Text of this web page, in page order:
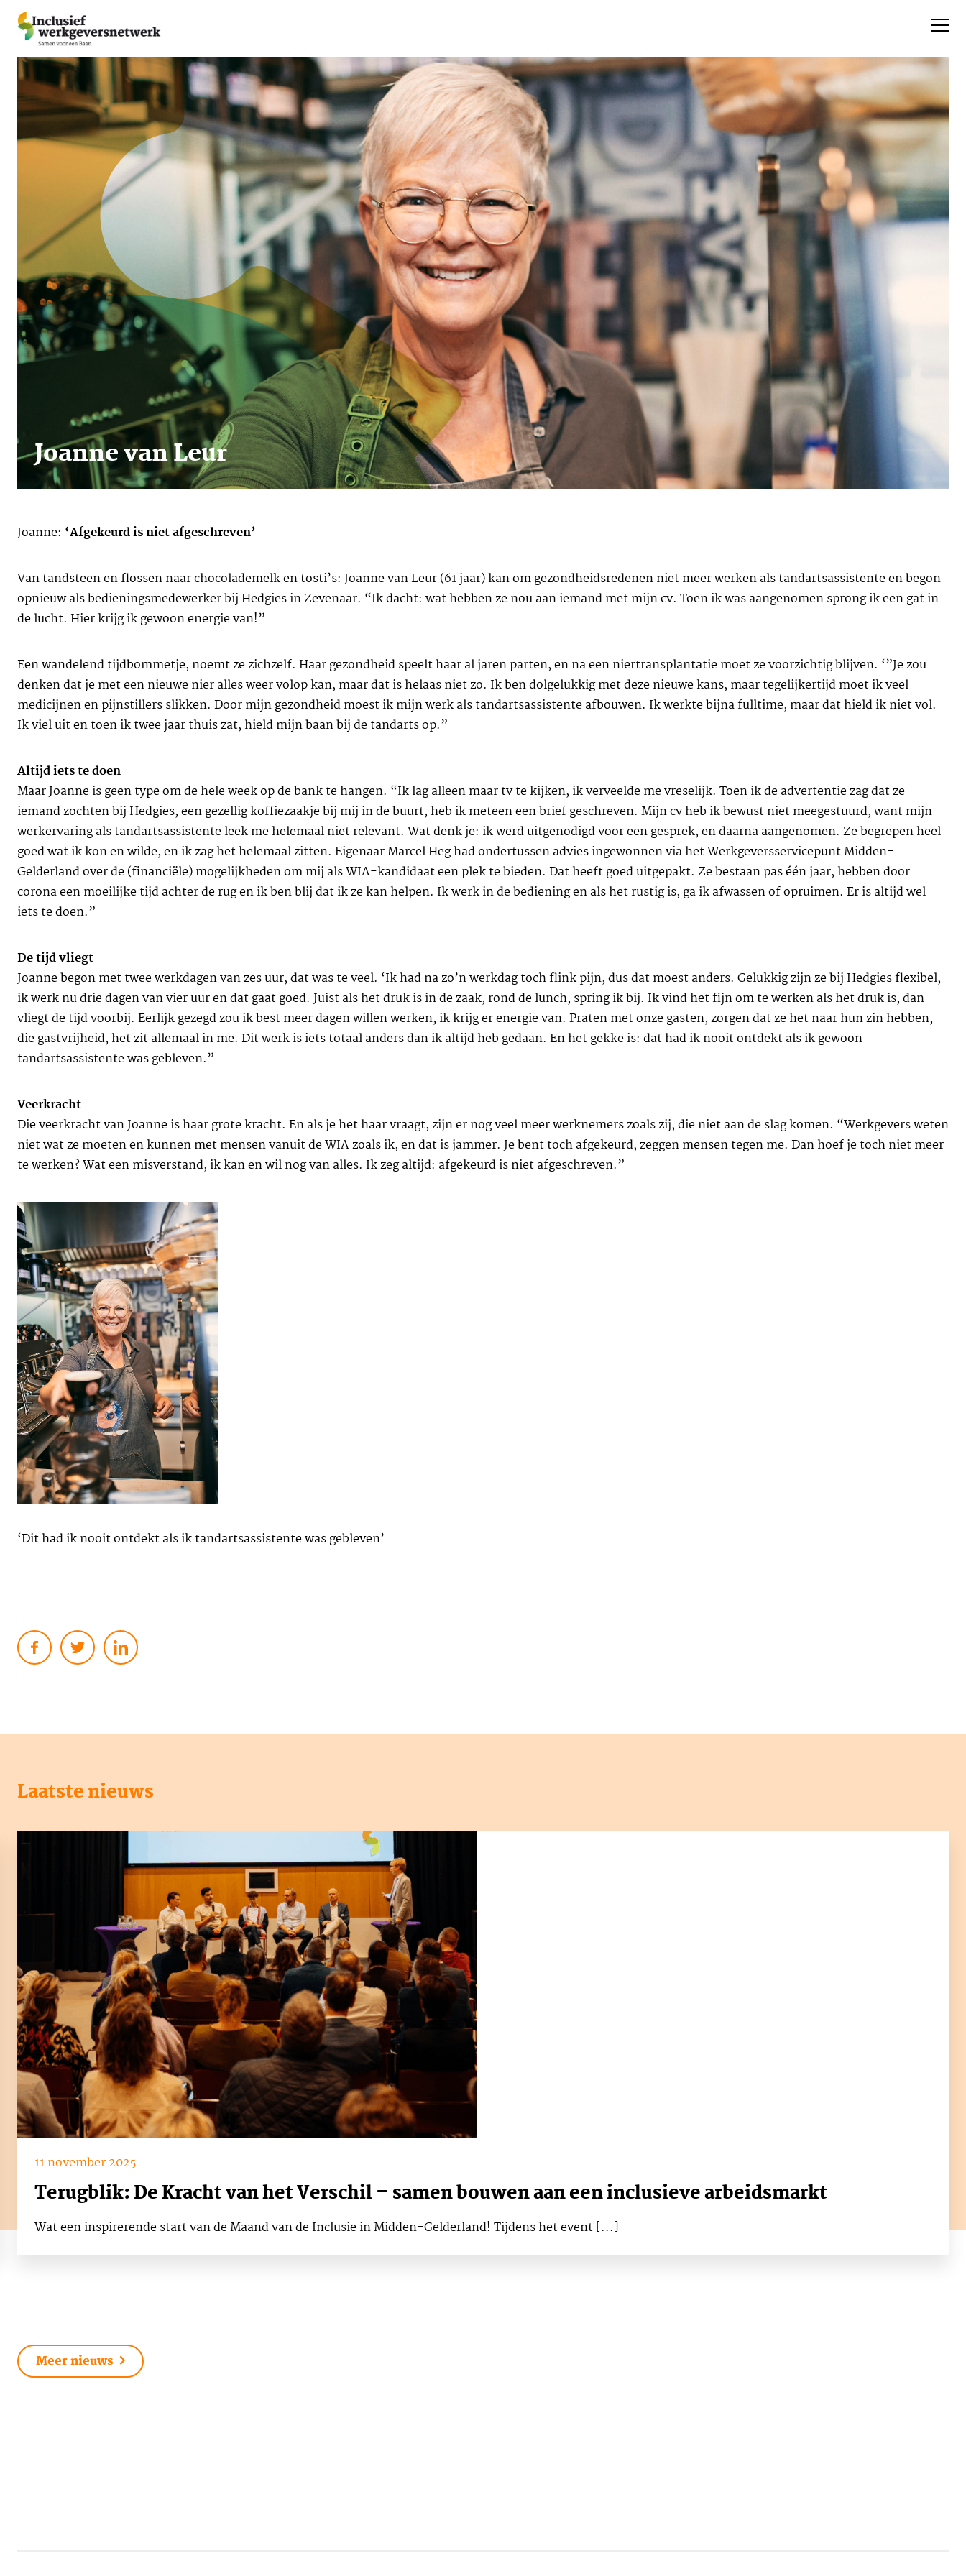
Joanne van Leur
Joanne: ‘Afgekeurd is nietafgeschreven’
Van tandsteen en flossen naar chocolademelk en tosti’s: Joanne van Leur (61 jaar) kan om gezondheidsredenen niet meer werken als tandartsassistente en begon
opnieuw als bedieningsmedewerker bij Hedgies in Zevenaar. “Ik dacht: wat hebben ze nou aan iemand met mijn cv. Toen ik was aangenomen sprong ik een gat in
de lucht. Hier krijg ik gewoon energie van!”
Een wandelend tijdbommetje, noemt ze zichzelf. Haar gezondheid speelt haar al jaren parten, en na een niertransplantatie moet ze voorzichtig blijven. ‘”Je zou
denken dat je met een nieuwe nier alles weer volop kan, maar dat is helaas niet zo. Ik ben dolgelukkig met deze nieuwe kans, maar tegelijkertijd moet ik veel
medicijnen en pijnstillers slikken. Door mijn gezondheid moest ik mijn werk als tandartsassistente afbouwen. Ik werkte bijna fulltime, maar dat hield ik niet vol.
Ik viel uit en toen ik twee jaar thuis zat, hield mijn baan bij de tandarts op.”
Altijd iets te doen
Maar Joanne is geen type om de hele week op de bank te hangen. “Ik lag alleen maar tv te kijken, ik verveelde me vreselijk. Toen ik de advertentie zag dat ze
iemand zochten bij Hedgies, een gezellig koffiezaakje bij mij in de buurt, heb ik meteen een brief geschreven. Mijn cv heb ik bewust niet meegestuurd, want mijn
werkervaring als tandartsassistente leek me helemaal niet relevant. Wat denk je: ik werd uitgenodigd voor een gesprek, en daarna aangenomen. Ze begrepen heel
goed wat ik kon en wilde, en ik zag het helemaal zitten. Eigenaar Marcel Heg had ondertussen advies ingewonnen via het Werkgeversservicepunt Midden-
Gelderland over de (financiële) mogelijkheden om mij als WIA-kandidaat een plek te bieden. Dat heeft goed uitgepakt. Ze bestaan pas één jaar, hebben door
corona een moeilijke tijd achter de rug en ik ben blij dat ik ze kan helpen. Ik werk in de bediening en als het rustig is, ga ik afwassen of opruimen. Er is altijd wel
iets te doen.”
De tijd vliegt
Joanne begon met twee werkdagen van zes uur, dat was te veel. ‘Ik had na zo’n werkdag toch flink pijn, dus dat moest anders. Gelukkig zijn ze bij Hedgies flexibel,
ik werk nu drie dagen van vier uur en dat gaat goed. Juist als het druk is in de zaak, rond de lunch, spring ik bij. Ik vind het fijn om te werken als het druk is, dan
vliegt de tijd voorbij. Eerlijk gezegd zou ik best meer dagen willen werken, ik krijg er energie van. Praten met onze gasten, zorgen dat ze het naar hun zin hebben,
die gastvrijheid, het zit allemaal in me. Dit werk is iets totaal anders dan ik altijd heb gedaan. En het gekke is: dat had ik nooit ontdekt als ik gewoon
tandartsassistente was gebleven.”
Veerkracht
Die veerkracht van Joanne is haar grote kracht. En als je het haar vraagt, zijn er nog veel meer werknemers zoals zij, die niet aan de slag komen. “Werkgevers weten
niet wat ze moeten en kunnen met mensen vanuit de WIA zoals ik, en dat is jammer. Je bent toch afgekeurd, zeggen mensen tegen me. Dan hoef je toch niet meer
te werken? Wat een misverstand, ik kan en wil nog van alles. Ik zeg altijd: afgekeurd is niet afgeschreven.”
‘Dit had ik nooit ontdekt als ik tandartsassistente was gebleven’
Laatste nieuws
11 november 2025
Terugblik: De Kracht van het Verschil – samen bouwen aan een inclusieve arbeidsmarkt
Wat een inspirerende start van de Maand van de Inclusie in Midden-Gelderland! Tijdens het event [...]
Meer nieuws